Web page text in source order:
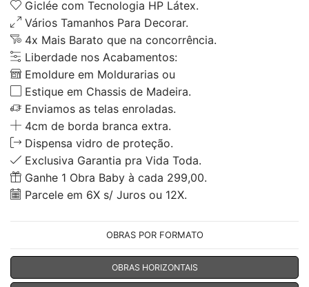
Giclée com Tecnologia HP Látex.
Vários Tamanhos Para Decorar.
4x Mais Barato que na concorrência.
Liberdade nos Acabamentos:
Emoldure em Moldurarias ou
Estique em Chassis de Madeira.
Enviamos as telas enroladas.
4cm de borda branca extra.
Dispensa vidro de proteção.
Exclusiva Garantia pra Vida Toda.
Ganhe 1 Obra Baby à cada 299,00.
Parcele em 6X s/ Juros ou 12X.
OBRAS POR FORMATO
OBRAS HORIZONTAIS